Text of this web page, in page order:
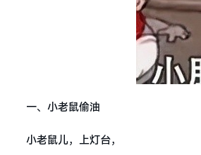
一、小老鼠偷油
小老鼠儿，上灯台，